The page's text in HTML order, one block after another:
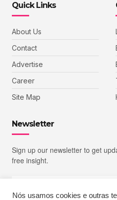
Quick Links
About Us
Contact
Advertise
Career
Site Map
Newsletter
Sign up our newsletter to get
free insight.
Nós usamos cookies e outras